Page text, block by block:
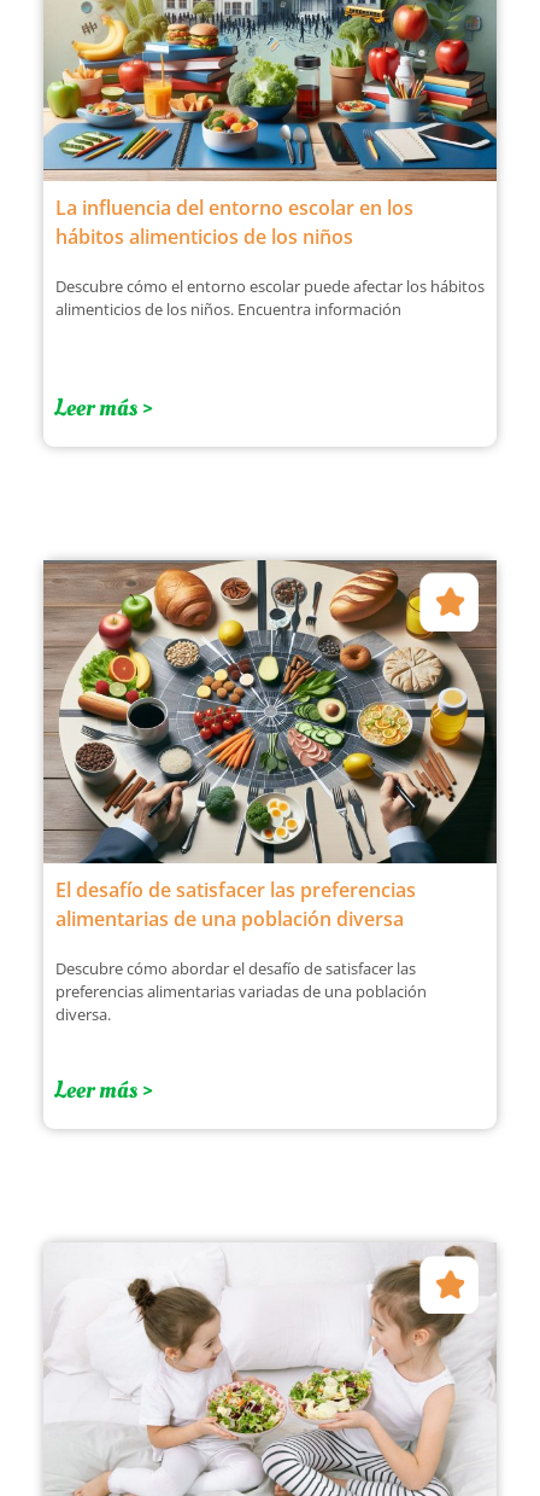
La influencia del entorno escolar en los
hábitos alimenticios de los niños
Descubre cómo el entorno escolar puede afectar los hábitos
alimenticios de los niños. Encuentra información
Leer más >
El desafío de satisfacer las preferencias
alimentarias de una población diversa
Descubre cómo abordar el desafío de satisfacer las
preferencias alimentarias variadas de una población
diversa.
Leer más >